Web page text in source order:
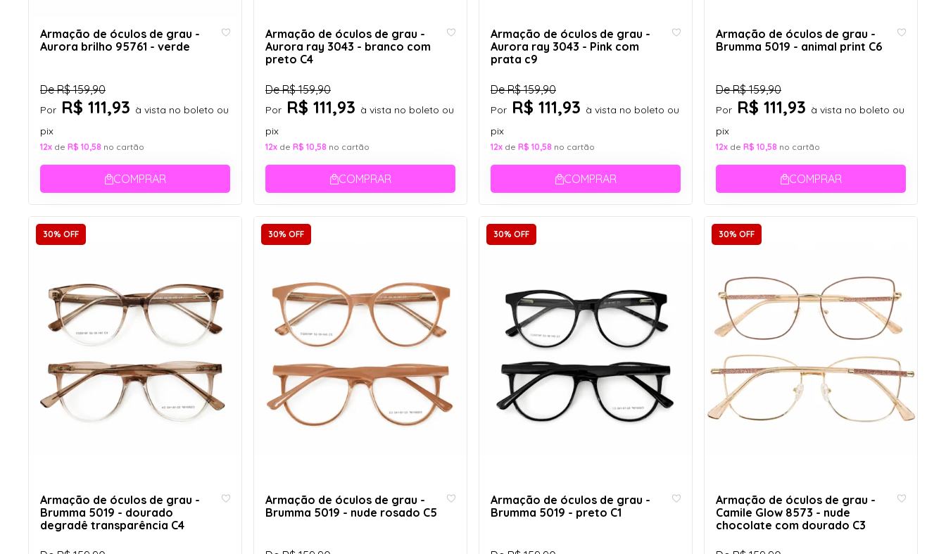
Armação de óculos de grau -
Aurora brilho 95761 - verde
DeR$ 159,90
Por R$ 111,93 à vista no boleto ou
pix
12x de R$ 10,58 no cartão
COMPRAR
Armação de óculos de grau -
Aurora ray 3043 - branco com
preto C4
DeR$ 159,90
Por R$ 111,93 à vista no boleto ou
pix
12x de R$ 10,58 no cartão
COMPRAR
Armação de óculos de grau -
Aurora ray 3043 - Pink com
prata c9
DeR$ 159,90
Por R$ 111,93 à vista no boleto ou
pix
12x de R$ 10,58 no cartão
COMPRAR
Armação de óculos de grau -
Brumma 5019 - animal print C6
DeR$ 159,90
Por R$ 111,93 à vista no boleto ou
pix
12x de R$ 10,58 no cartão
COMPRAR
30% OFF
Armação de óculos de grau -
Brumma 5019 - dourado
degradê transparência C4
30% OFF
Armação de óculos de grau -
Brumma 5019 - nude rosado C5
30% OFF
Armação de óculos de grau -
Brumma 5019 - preto C1
30% OFF
Armação de óculos de grau -
Camile Glow 8573 - nude
chocolate com dourado C3